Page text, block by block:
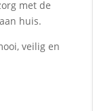
met de
huis.
veilig en